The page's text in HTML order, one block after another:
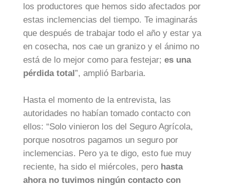
los productores que hemos sido afectados por
estas inclemencias del tiempo. Te imaginarás
que después de trabajar todo el año y estar ya
en cosecha, nos cae un granizo y el ánimo no
está de lo mejor como para festejar; es una
pérdida total ”, amplió Barbaria.
Hasta el momento de la entrevista, las
autoridades no habían tomado contacto con
ellos: “Solo vinieron los del Seguro Agrícola,
porque nosotros pagamos un seguro por
inclemencias. Pero ya te digo, esto fue muy
reciente, ha sido el miércoles, pero hasta
ahora no tuvimos ningún contacto con